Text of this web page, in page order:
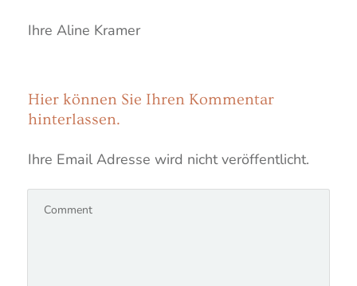
Ihre Aline Kramer
Hier können Sie Ihren Kommentar
hinterlassen.
Ihre Email Adresse wird nicht veröffentlicht.